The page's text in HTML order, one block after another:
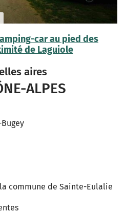
car au pied des
de Laguiole
aires
ALPES
commune de Sainte-Eulalie